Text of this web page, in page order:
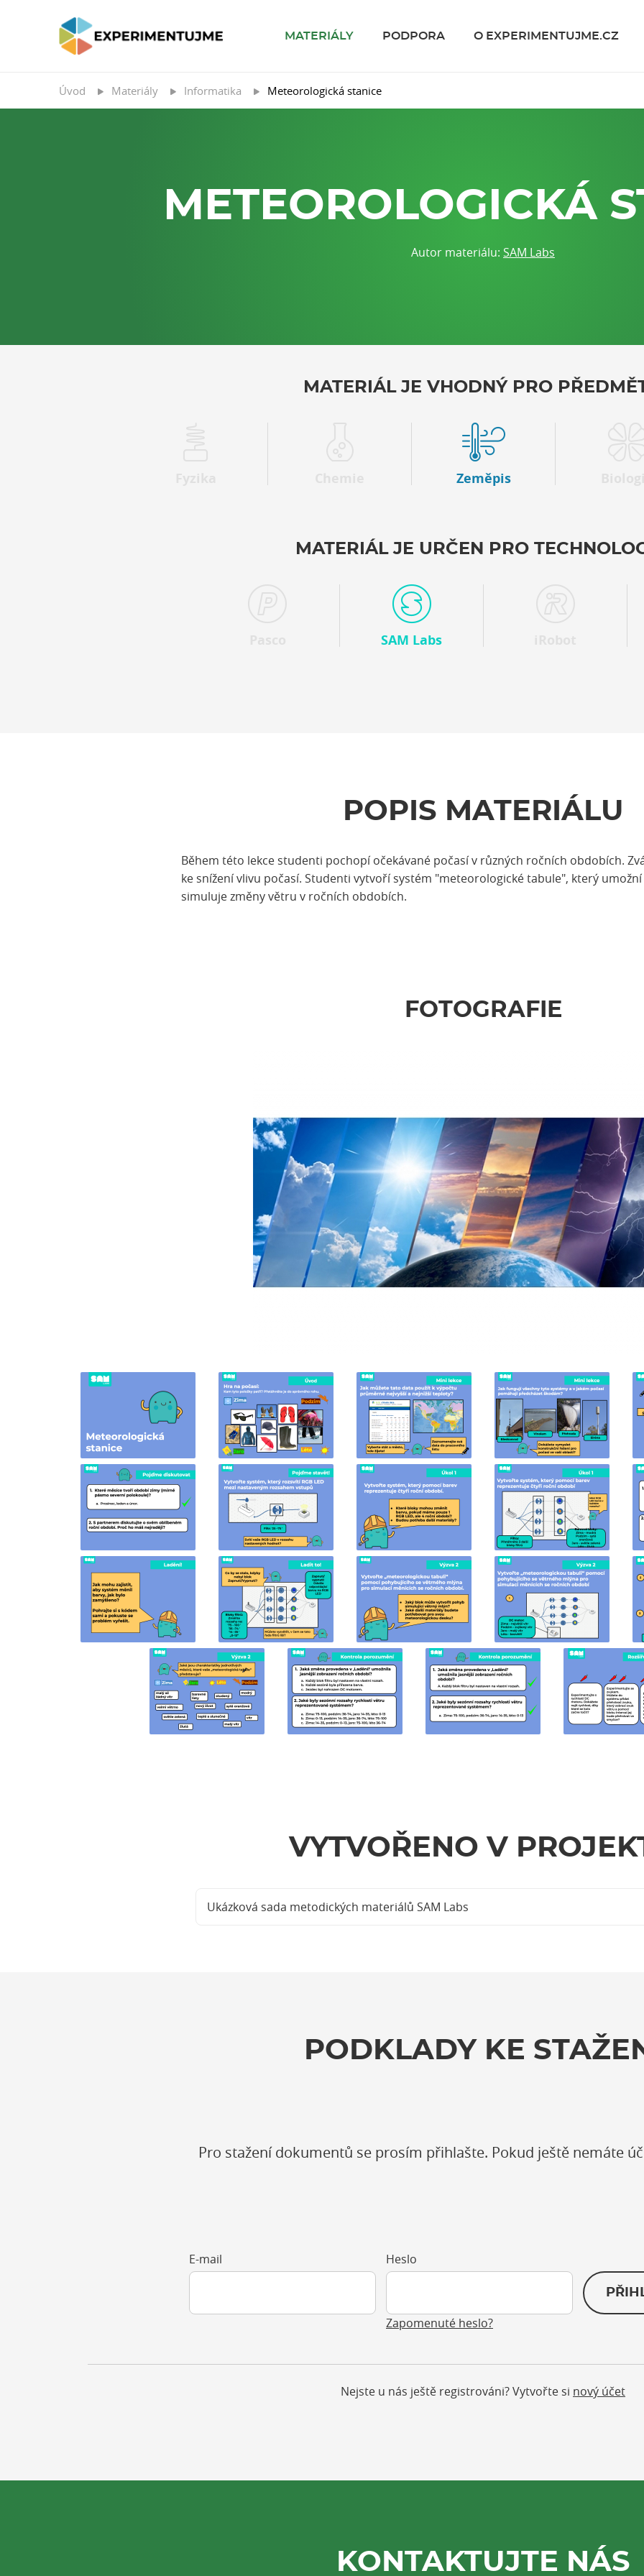
MATERIÁLY PODPORA O EXPERIMENTUJME.CZ
Úvod Materiály Informatika Meteorologická stanice
METEOROLOGICKÁ
Autor materiálu: SAM Labs
MATERIÁL JE VHODNÝ PRO
Zeměpis
MATERIÁL JE URČEN PRO
SAM Labs
POPIS MATERIÁLU
Během této lekce studenti pochopí očekávané počasí v různých ročních obdobích.
ke snížení vlivu počasí. Studenti vytvoří systém "meteorologické tabule", který
simuluje změny větru v ročních obdobích.
FOTOGRAFIE
VYTVOŘENO V
Ukázková sada metodických materiálů SAM Labs
PODKLADY KE
Pro stažení dokumentů se prosím přihlašte. Pokud ještě nemáte
E-mail Heslo
Zapomenuté heslo?
Nejste u nás ještě registrováni? Vytvořte si nový účet
KONTAKTUJTE NÁS